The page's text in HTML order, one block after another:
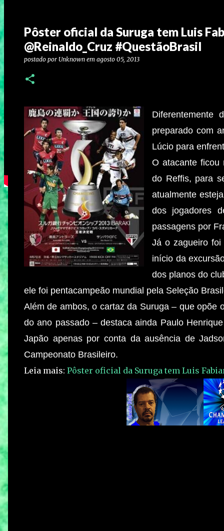
Pôster oficial da Suruga tem Luis
@Reinaldo_Cruz #QuestãoBrasil
postado por Unknown em agosto 05, 2013
Diferentemente
preparado com
Lúcio para
O atacante ficou
do Reffis, para
atualmente
dos jogadores
passagens por
Já o zagueiro foi
início da
dos planos do
ele foi pentacampeão mundial pela Seleção
Além de ambos, o cartaz da Suruga – que opõe
do ano passado – destaca ainda Paulo
Japão apenas por conta da ausência de
Campeonato Brasileiro.
Leia mais: Pôster oficial da Suruga tem Luis